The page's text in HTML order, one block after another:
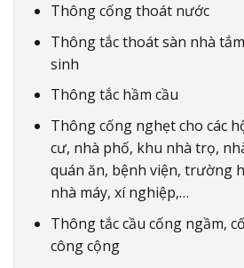
Thông cống thoát nước
Thông tắc thoát sàn nhà
sinh
Thông tắc hầm cầu
Thông cống nghẹt cho các
cư, nhà phố, khu nhà trọ,
quán ăn, bệnh viện, trường
nhà máy, xí nghiệp,…
Thông tắc cầu cống ngầm,
công cộng